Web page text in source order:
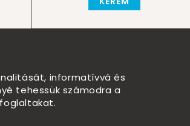
informatívvá és
tehessük számodra a